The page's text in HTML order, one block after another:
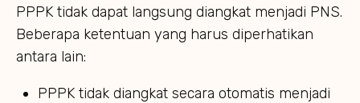
PPPK tidak dapat langsung diangkat menjadi PNS.
Beberapa ketentuan yang harus diperhatikan
antara lain:
PPPK tidak diangkat secara otomatis menjadi